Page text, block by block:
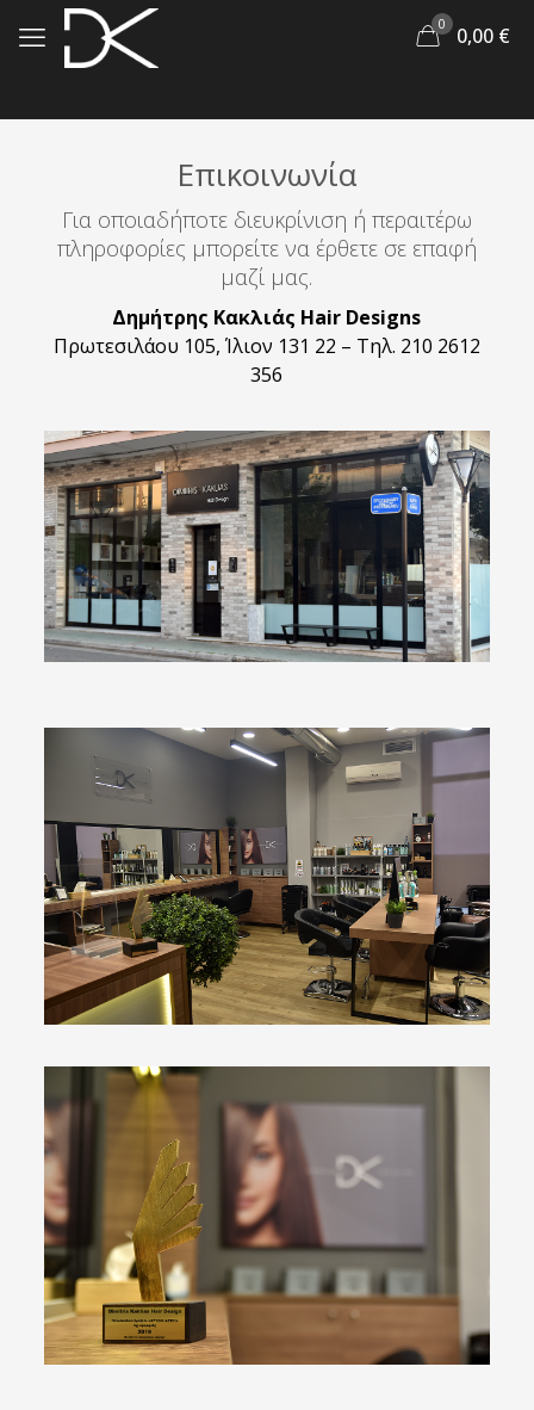
0 0,00 €
Επικοινωνία
Για οποιαδήποτε διευκρίνιση ή περαιτέρω
πληροφορίες μπορείτε να έρθετε σε επαφή
μαζί μας.
Δημήτρης Κακλιάς Hair Designs
Πρωτεσιλάου 105, Ίλιον 131 22 – Τηλ. 210 2612
356